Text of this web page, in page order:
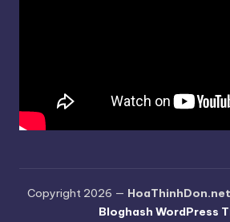
Copyright 2026 — HoaThinhDon.net
Bloghash WordPress